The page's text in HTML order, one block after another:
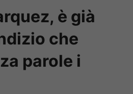
è già
che
parole i